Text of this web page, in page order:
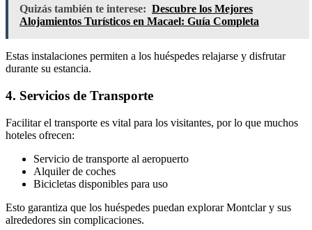
Quizás también te interese: Descubre los Mejores
Alojamientos Turísticos en Macael: Guía Completa
Estas instalaciones permiten a los huéspedes relajarse y disfrutar
durante su estancia.
4. Servicios de Transporte
Facilitar el transporte es vital para los visitantes, por lo que muchos
hoteles ofrecen:
Servicio de transporte al aeropuerto
Alquiler de coches
Bicicletas disponibles para uso
Esto garantiza que los huéspedes puedan explorar Montclar y sus
alrededores sin complicaciones.